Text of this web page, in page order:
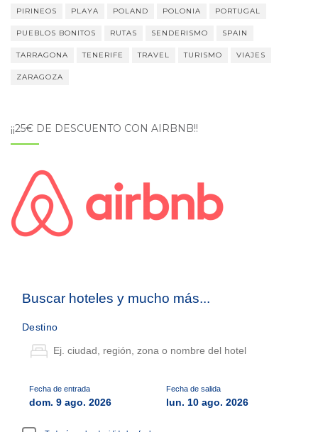
PIRINEOS PLAYA POLAND POLONIA PORTUGAL
PUEBLOS BONITOS RUTAS SENDERISMO SPAIN
TARRAGONA TENERIFE TRAVEL TURISMO VIAJES
ZARAGOZA
¡¡25€ DE DESCUENTO CON AIRBNB!!
Buscar hoteles y mucho más...
Destino
Fecha de entrada
dom. 9 ago. 2026
Fecha de salida
lun. 10 ago. 2026